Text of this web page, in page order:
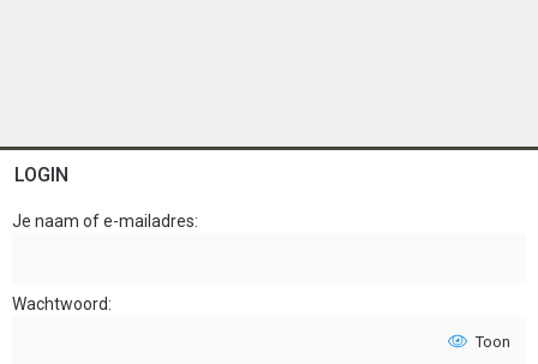
LOGIN
Je naam of e-mailadres
Wachtwoord
Toon